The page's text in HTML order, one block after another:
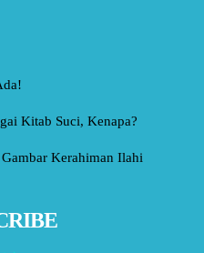
Kitab Suci, Kenapa?
Kerahiman Ilahi